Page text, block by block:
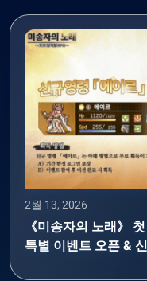
2월 13, 2026
《미송자의 노래》
특별 이벤트 오픈 &